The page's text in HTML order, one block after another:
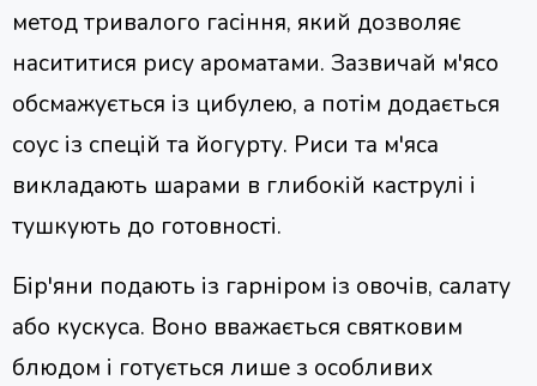
метод тривалого гасіння, який дозволяє
насититися рису ароматами. Зазвичай м'ясо
обсмажується із цибулею, а потім додається
соус із спецій та йогурту. Риси та м'яса
викладають шарами в глибокій каструлі і
тушкують до готовності.
Бір'яни подають із гарніром із овочів, салату
або кускуса. Воно вважається святковим
блюдом і готується лише з особливих